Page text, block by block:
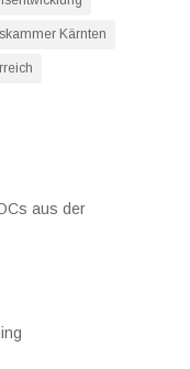
Kärnten
aus der